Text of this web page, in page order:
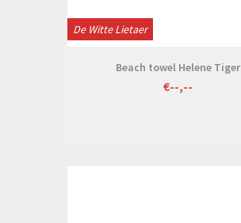
De Witte Lietaer
Beach towel Helene Tiger
€--,--